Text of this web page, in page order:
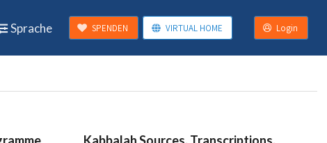
Sprache SPENDEN VIRTUAL HOME Login